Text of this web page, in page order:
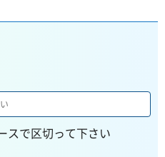
スで区切って下さい